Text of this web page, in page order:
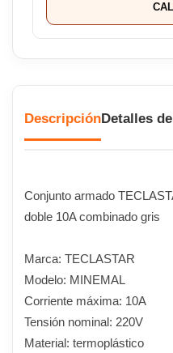
DescripciónDetalles
Conjunto armado
doble 10A combinado gris
Marca: TECLASTAR
Modelo: MINEMAL
Corriente máxima: 10A
Tensión nominal: 220V
Material: termoplástico